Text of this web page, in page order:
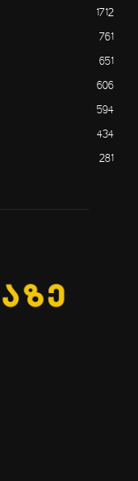
1712
761
651
606
594
434
281